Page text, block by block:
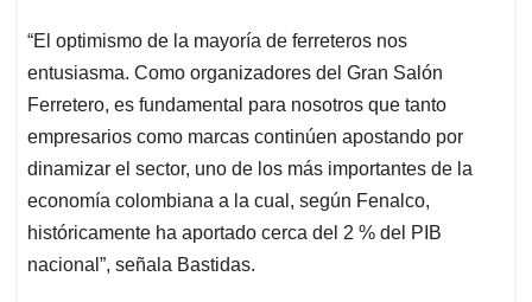
“El optimismo de la mayoría de ferreteros nos
entusiasma. Como organizadores del Gran Salón
Ferretero, es fundamental para nosotros que tanto
empresarios como marcas continúen apostando por
dinamizar el sector, uno de los más importantes de la
economía colombiana a la cual, según Fenalco,
históricamente ha aportado cerca del 2 % del PIB
nacional”, señala Bastidas.